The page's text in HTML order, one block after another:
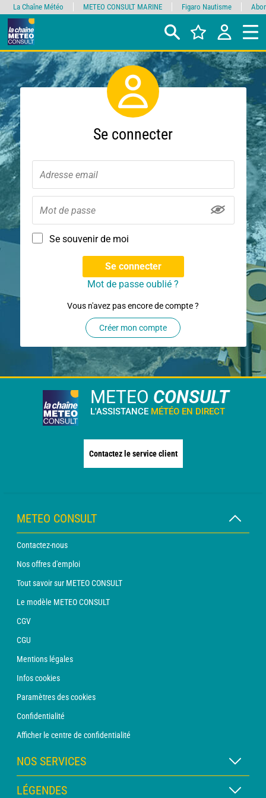
Se connecter
Se souvenir de moi
Se connecter
Mot de passe oublié ?
Vous n'avez pas encore de compte ?
Créer mon compte
METEO CONSULT
L'ASSISTANCE MÉTÉO EN DIRECT
Contactez le service client
METEO CONSULT
Contactez-nous
Nos offres d'emploi
Tout savoir sur METEO CONSULT
Le modèle METEO CONSULT
CGV
CGU
Mentions légales
Infos cookies
Paramètres des cookies
Confidentialité
Afficher le centre de confidentialité
NOS SERVICES
Abonnement METEO Xpert
LÉGENDES
La Chaîne Météo METEO CONSULT MARINE Figaro Nautisme